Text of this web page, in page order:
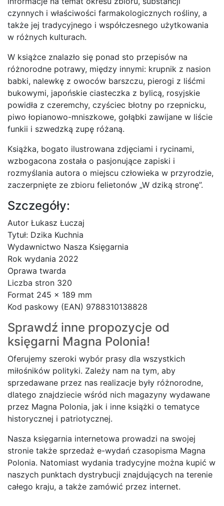
czynnych i właściwości farmakologicznych rośliny, a
także jej tradycyjnego i współczesnego użytkowania
w różnych kulturach.
W książce znalazło się ponad sto przepisów na
różnorodne potrawy, między innymi: krupnik z nasion
babki, nalewkę z owoców barszczu, pierogi z liśćmi
bukowymi, japońskie ciasteczka z bylicą, rosyjskie
powidła z czeremchy, czyściec błotny po rzepnicku,
piwo łopianowo-mniszkowe, gołąbki zawijane w liście
funkii i szwedzką zupę różaną.
Książka, bogato ilustrowana zdjęciami i rycinami,
wzbogacona została o pasjonujące zapiski i
rozmyślania autora o miejscu człowieka w przyrodzie,
zaczerpnięte ze zbioru felietonów „W dziką stronę”.
Szczegóły:
Autor Łukasz Łuczaj
Tytuł: Dzika Kuchnia
Wydawnictwo Nasza Księgarnia
Rok wydania 2022
Oprawa twarda
Liczba stron 320
Format 245 x 189 mm
Kod paskowy (EAN) 9788310138828
Sprawdź inne propozycje od
księgarni Magna Polonia!
Oferujemy szeroki wybór prasy dla wszystkich
miłośników polityki. Zależy nam na tym, aby
sprzedawane przez nas realizacje były różnorodne,
dlatego znajdziecie wśród nich magazyny wydawane
przez Magna Polonia, jak i inne książki o tematyce
historycznej i patriotycznej.
Nasza księgarnia internetowa prowadzi na swojej
stronie także sprzedaż e-wydań czasopisma Magna
Polonia. Natomiast wydania tradycyjne można kupić w
naszych punktach dystrybucji znajdujących na terenie
całego kraju, a także zamówić przez internet.